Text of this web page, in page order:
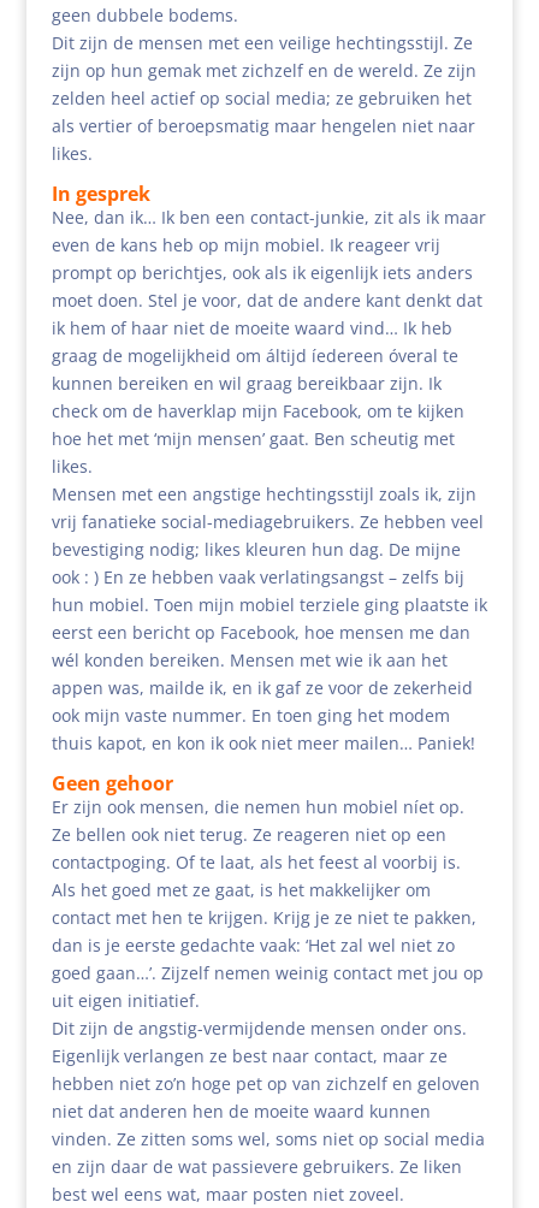
geen dubbele bodems.
Dit zijn de mensen met een veilige hechtingsstijl. Ze
zijn op hun gemak met zichzelf en de wereld. Ze zijn
zelden heel actief op social media; ze gebruiken het
als vertier of beroepsmatig maar hengelen niet naar
likes.
In gesprek
Nee, dan ik… Ik ben een contact-junkie, zit als ik maar
even de kans heb op mijn mobiel. Ik reageer vrij
prompt op berichtjes, ook als ik eigenlijk iets anders
moet doen. Stel je voor, dat de andere kant denkt dat
ik hem of haar niet de moeite waard vind… Ik heb
graag de mogelijkheid om áltijd íedereen óveral te
kunnen bereiken en wil graag bereikbaar zijn. Ik
check om de haverklap mijn Facebook, om te kijken
hoe het met ‘mijn mensen’ gaat. Ben scheutig met
likes.
Mensen met een angstige hechtingsstijl zoals ik, zijn
vrij fanatieke social-mediagebruikers. Ze hebben veel
bevestiging nodig; likes kleuren hun dag. De mijne
ook : ) En ze hebben vaak verlatingsangst – zelfs bij
hun mobiel. Toen mijn mobiel terziele ging plaatste ik
eerst een bericht op Facebook, hoe mensen me dan
wél konden bereiken. Mensen met wie ik aan het
appen was, mailde ik, en ik gaf ze voor de zekerheid
ook mijn vaste nummer. En toen ging het modem
thuis kapot, en kon ik ook niet meer mailen… Paniek!
Geen gehoor
Er zijn ook mensen, die nemen hun mobiel níet op.
Ze bellen ook niet terug. Ze reageren niet op een
contactpoging. Of te laat, als het feest al voorbij is.
Als het goed met ze gaat, is het makkelijker om
contact met hen te krijgen. Krijg je ze niet te pakken,
dan is je eerste gedachte vaak: ‘Het zal wel niet zo
goed gaan…’. Zijzelf nemen weinig contact met jou op
uit eigen initiatief.
Dit zijn de angstig-vermijdende mensen onder ons.
Eigenlijk verlangen ze best naar contact, maar ze
hebben niet zo’n hoge pet op van zichzelf en geloven
niet dat anderen hen de moeite waard kunnen
vinden. Ze zitten soms wel, soms niet op social media
en zijn daar de wat passievere gebruikers. Ze liken
best wel eens wat, maar posten niet zoveel.